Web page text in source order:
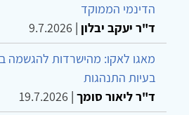
הדינמי הממוקד
ד"ר יעקב יבלון |
9.7.2026
מאגו לאקו: מהישרדות להגשמה
בעיות התנהגות
ד"ר ליאור סומך |
19.7.2026